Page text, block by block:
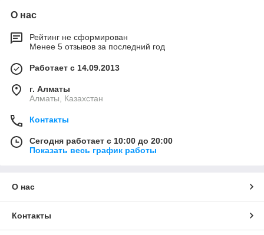
О нас
Рейтинг не сформирован
Менее 5 отзывов за последний год
Работает с 14.09.2013
г. Алматы
Алматы, Казахстан
Контакты
Сегодня работает с 10:00 до 20:00
Показать весь график работы
О нас
Контакты